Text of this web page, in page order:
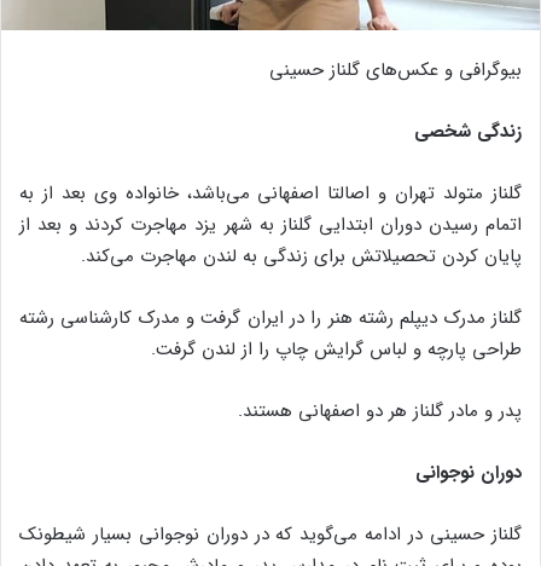
بیوگرافی و عکس‌های گلناز حسینی
زندگی شخصی
گلناز متولد تهران و اصالتا اصفهانی می‌باشد، خانواده وی بعد از به
اتمام رسیدن دوران ابتدایی گلناز به شهر یزد مهاجرت کردند و بعد از
پایان کردن تحصیلاتش برای زندگی به لندن مهاجرت می‌کند.
گلناز مدرک دیپلم رشته هنر را در ایران گرفت و مدرک کارشناسی رشته
طراحی پارچه و لباس گرایش چاپ را از لندن گرفت.
پدر و مادر گلناز هر دو اصفهانی هستند.
دوران نوجوانی
گلناز حسینی در ادامه می‌گوید که در دوران نوجوانی بسیار شیطونک